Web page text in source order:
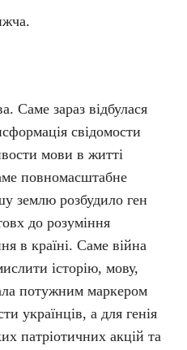
Саме зараз відбулася
свідомости
мови в житті
повномасштабне
землю розбудило ген
до розуміння
в країні. Саме війна
історію, мову,
потужним маркером
українців, а для генія
патріотичних акцій та